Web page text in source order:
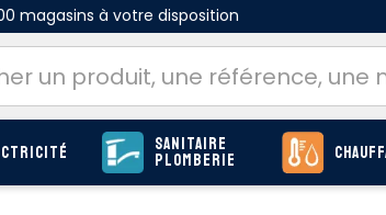
magasins à votre disposition
Sanitaire
Plomberie